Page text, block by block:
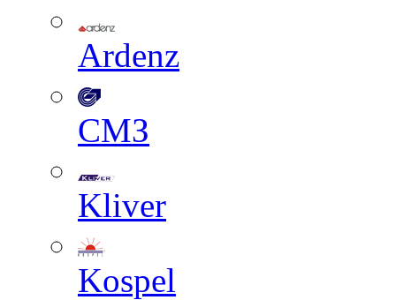
Ardenz
СМЗ
Kliver
Kospel